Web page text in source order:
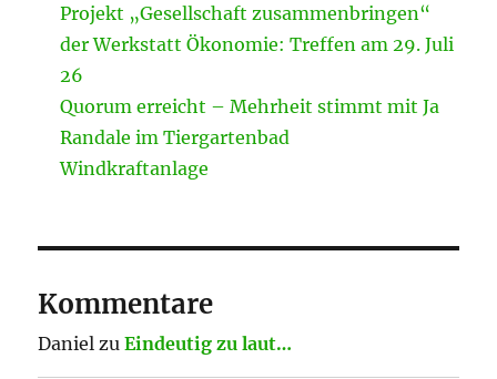
Projekt „Gesellschaft zusammenbringen“
der Werkstatt Ökonomie: Treffen am 29. Juli
26
Quorum erreicht – Mehrheit stimmt mit Ja
Randale im Tiergartenbad
Windkraftanlage
Kommentare
Daniel zuEindeutig zu laut…